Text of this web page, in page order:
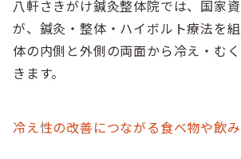
八軒さきがけ鍼灸整体院では、国家
が、鍼灸・整体・ハイボルト療法を組
体の内側と外側の両面から冷え・む
きます。
冷え性の改善につながる食べ物や飲